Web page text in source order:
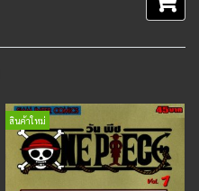
สินค้าใหม่